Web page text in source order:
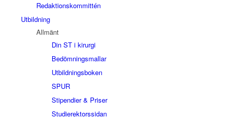
Redaktionskommittén
Utbildning
Allmänt
Din ST i kirurgi
Bedömningsmallar
Utbildningsboken
SPUR
Stipendier & Priser
Studierektorssidan